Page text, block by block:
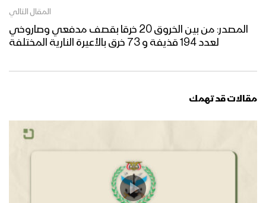
المقال التالي
المصدر: من بين الخروق 20 خرقا بقصف مدفعي وصاروخي
لعدد 194 قذيفة و 73 خرق بالأعيرة النارية المختلفة
مقالات قد تهمك